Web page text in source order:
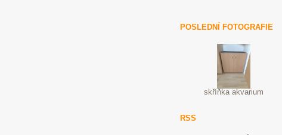
POSLEDNÍ FOTOGRAFIE
skříňka akvarium
RSS